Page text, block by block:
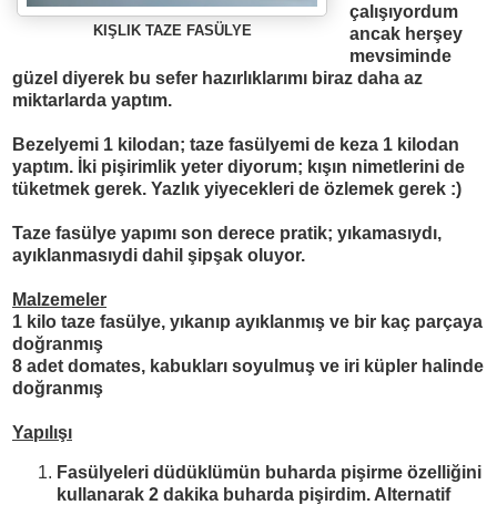
KIŞLIK TAZE FASÜLYE
çalışıyordum
ancak herşey
mevsiminde
güzel diyerek bu sefer hazırlıklarımı biraz daha az
miktarlarda yaptım.
Bezelyemi 1 kilodan; taze fasülyemi de keza 1 kilodan
yaptım. İki pişirimlik yeter diyorum; kışın nimetlerini de
tüketmek gerek. Yazlık yiyecekleri de özlemek gerek :)
Taze fasülye yapımı son derece pratik; yıkamasıydı,
ayıklanmasıydi dahil şipşak oluyor.
Malzemeler
1 kilo taze fasülye, yıkanıp ayıklanmış ve bir kaç parçaya
doğranmış
8 adet domates, kabukları soyulmuş ve iri küpler halinde
doğranmış
Yapılışı
Fasülyeleri düdüklümün buharda pişirme özelliğini
kullanarak 2 dakika buharda pişirdim. Alternatif